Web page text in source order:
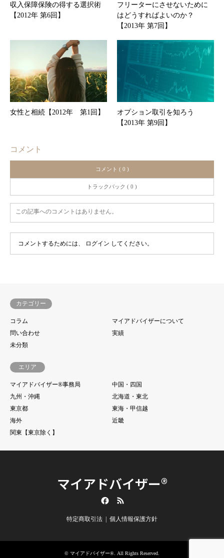
収入保障保険の得する選択術
【2012年 第6回】
フリーターにさせないために
はどうすればよいのか？
【2013年 第7回】
女性と相続【2012年 第1回】
オプション取引を知ろう
【2013年 第9回】
コメント
コメント ( 0 )
トラックバック ( 0 )
この記事へのコメントはありません。
コメントするためには、 ログイン してください。
カテゴリー
コラム
マイアドバイザーについて
問い合わせ
実績
未分類
エリア
マイアドバイザー®事務局
中国・四国
九州・沖縄
北海道・東北
東京都
東海・甲信越
海外
近畿
関東【東京除く】
マイアドバイザー®
特定商取引法 個人情報保護方針
© マイアドバイザー®. All Rights Reserved.